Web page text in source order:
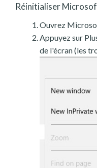
Réinitialiser
Ouvrez
Appuyez sur
de l'écran (les